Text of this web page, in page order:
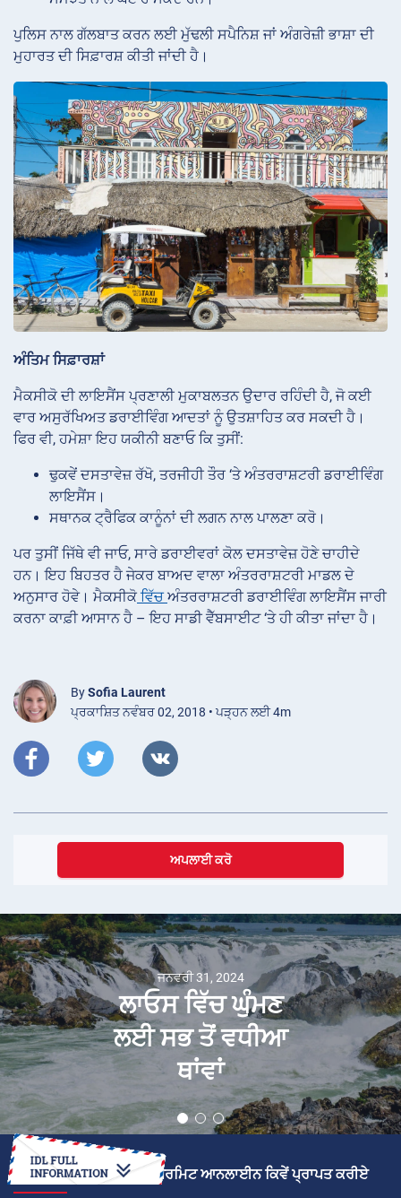
ਪੁਲਿਸ ਨਾਲ ਗੱਲਬਾਤ ਕਰਨ ਲਈ ਮੁੱਢਲੀ ਸਪੈਨਿਸ਼ ਜਾਂ ਅੰਗਰੇਜ਼ੀ ਭਾਸ਼ਾ ਦੀ
ਮੁਹਾਰਤ ਦੀ ਸਿਫ਼ਾਰਸ਼ ਕੀਤੀ ਜਾਂਦੀ ਹੈ।
ਅੰਤਿਮ ਸਿਫ਼ਾਰਸ਼ਾਂ
ਮੈਕਸੀਕੋ ਦੀ ਲਾਇਸੈਂਸ ਪ੍ਰਣਾਲੀ ਮੁਕਾਬਲਤਨ ਉਦਾਰ ਰਹਿੰਦੀ ਹੈ, ਜੋ ਕਈ
ਵਾਰ ਅਸੁਰੱਖਿਅਤ ਡਰਾਈਵਿੰਗ ਆਦਤਾਂ ਨੂੰ ਉਤਸ਼ਾਹਿਤ ਕਰ ਸਕਦੀ ਹੈ।
ਫਿਰ ਵੀ, ਹਮੇਸ਼ਾ ਇਹ ਯਕੀਨੀ ਬਣਾਓ ਕਿ ਤੁਸੀਂ:
ਢੁਕਵੇਂ ਦਸਤਾਵੇਜ਼ ਰੱਖੋ, ਤਰਜੀਹੀ ਤੌਰ ‘ਤੇ ਅੰਤਰਰਾਸ਼ਟਰੀ ਡਰਾਈਵਿੰਗ
ਲਾਇਸੈਂਸ।
ਸਥਾਨਕ ਟ੍ਰੈਫਿਕ ਕਾਨੂੰਨਾਂ ਦੀ ਲਗਨ ਨਾਲ ਪਾਲਣਾ ਕਰੋ।
ਪਰ ਤੁਸੀਂ ਜਿੱਥੇ ਵੀ ਜਾਓ, ਸਾਰੇ ਡਰਾਈਵਰਾਂ ਕੋਲ ਦਸਤਾਵੇਜ਼ ਹੋਣੇ ਚਾਹੀਦੇ
ਹਨ। ਇਹ ਬਿਹਤਰ ਹੈ ਜੇਕਰ ਬਾਅਦ ਵਾਲਾ ਅੰਤਰਰਾਸ਼ਟਰੀ ਮਾਡਲ ਦੇ
ਅਨੁਸਾਰ ਹੋਵੇ। ਮੈਕਸੀਕੋਵਿੱਚਅੰਤਰਰਾਸ਼ਟਰੀ ਡਰਾਈਵਿੰਗ ਲਾਇਸੈਂਸ ਜਾਰੀ
ਕਰਨਾ ਕਾਫ਼ੀ ਆਸਾਨ ਹੈ – ਇਹ ਸਾਡੀ ਵੈੱਬਸਾਈਟ ‘ਤੇ ਹੀ ਕੀਤਾ ਜਾਂਦਾ ਹੈ।
BySofia Laurent
ਪ੍ਰਕਾਸ਼ਿਤ ਨਵੰਬਰ 02, 2018 • ਪੜ੍ਹਨ ਲਈ 4m
ਅਪਲਾਈ ਕਰੋ
ਜਨਵਰੀ 31, 2024
ਲਾਓਸ ਵਿੱਚ ਘੁੰਮਣ
ਲਈ ਸਭ ਤੋਂ ਵਧੀਆ
ਥਾਂਵਾਂ
ਅੰਤਰਰਾਸ਼ਟਰੀ ਡਰਾਈਵਿੰਗ ਪਰਮਿਟ ਆਨਲਾਈਨ ਕਿਵੇਂ ਪ੍ਰਾਪਤ ਕਰੀਏ